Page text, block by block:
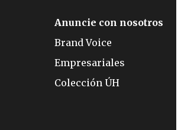
Anuncie con nosotros
Brand Voice
Empresariales
Colección ÚH